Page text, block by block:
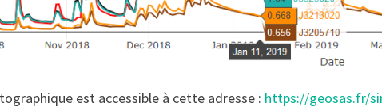
est accessible à cette adresse : https://geosas.fr/